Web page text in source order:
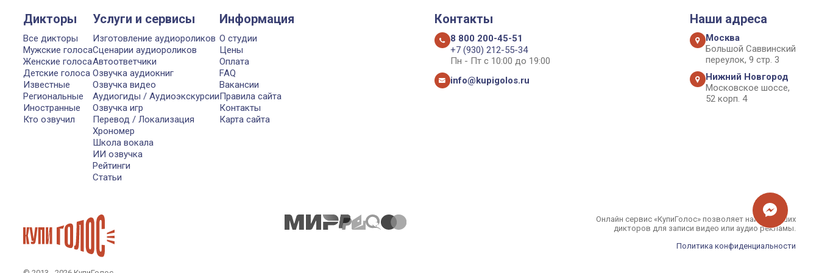
Дикторы
Все дикторы
Мужские голоса
Женские голоса
Детские голоса
Известные
Региональные
Иностранные
Кто озвучил
Услуги и сервисы
Изготовление аудиороликов
Сценарии аудиороликов
Автоответчики
Озвучка аудиокниг
Озвучка видео
Аудиогиды / Аудиоэкскурсии
Озвучка игр
Перевод / Локализация
Хрономер
Школа вокала
ИИ озвучка
Рейтинги
Статьи
Информация
О студии
Цены
Оплата
FAQ
Вакансии
Правила сайта
Контакты
Карта сайта
Контакты
8 800 200-45-51
+7 (930) 212-55-34
Пн - Пт с 10:00 до 19:00
info@kupigolos.ru
Наши адреса
Москва
Большой Саввинский
переулок, 9 стр. 3
Нижний Новгород
Московское шоссе,
52 корп. 4
Онлайн сервис «КупиГолос» позволяет найти лучших
дикторов для записи видео или аудио рекламы.
Политика конфиденциальности